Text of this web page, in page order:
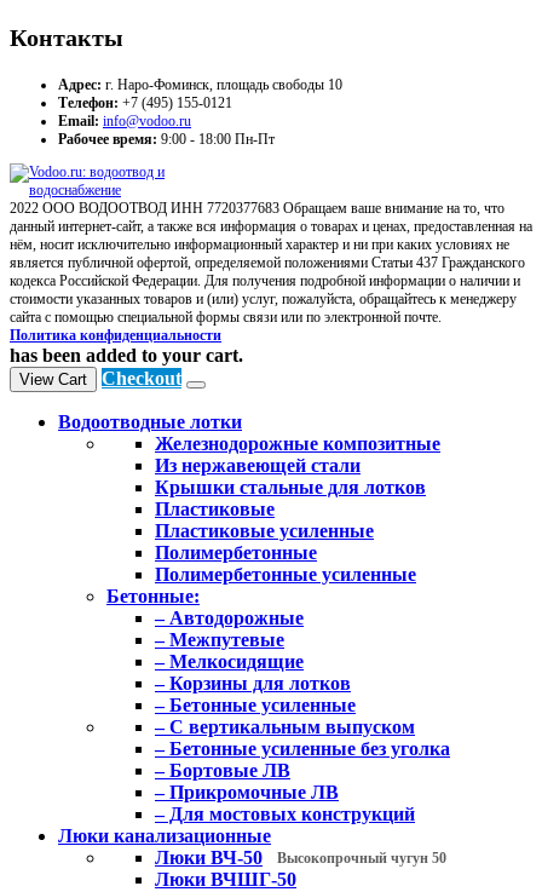
Контакты
Адрес: г. Наро-Фоминск, площадь свободы 10
Телефон: +7 (495) 155-0121
Email: info@vodoo.ru
Рабочее время: 9:00 - 18:00 Пн-Пт
2022 ООО ВОДООТВОД ИНН 7720377683 Обращаем ваше внимание на то, что
данный интернет-сайт, а также вся информация о товарах и ценах, предоставленная на
нём, носит исключительно информационный характер и ни при каких условиях не
является публичной офертой, определяемой положениями Статьи 437 Гражданского
кодекса Российской Федерации. Для получения подробной информации о наличии и
стоимости указанных товаров и (или) услуг, пожалуйста, обращайтесь к менеджеру
сайта с помощью специальной формы связи или по электронной почте.
Политика конфиденциальности
has been added to your cart.
View Cart Checkout
Водоотводные лотки
Железнодорожные композитные
Из нержавеющей стали
Крышки стальные для лотков
Пластиковые
Пластиковые усиленные
Полимербетонные
Полимербетонные усиленные
Бетонные:
– Автодорожные
– Межпутевые
– Мелкосидящие
– Корзины для лотков
– Бетонные усиленные
– С вертикальным выпуском
– Бетонные усиленные без уголка
– Бортовые ЛВ
– Прикромочные ЛВ
– Для мостовых конструкций
Люки канализационные
Люки ВЧ-50
Высокопрочный чугун 50
Люки ВЧШГ-50